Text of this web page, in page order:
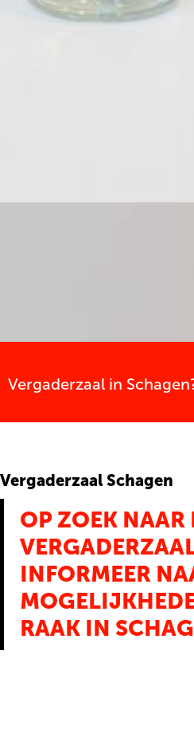
Vergaderzaal in
Vergaderzaal Schagen
OP ZOEK NAAR
INFORMEER
RAAK IN